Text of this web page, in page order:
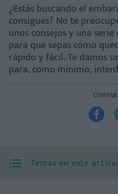
¿Estás buscando el
consigues? No te
unos consejos y una
para que sepas cómo
rápido y fácil. Te damos
para, como mínimo,

Temas en este